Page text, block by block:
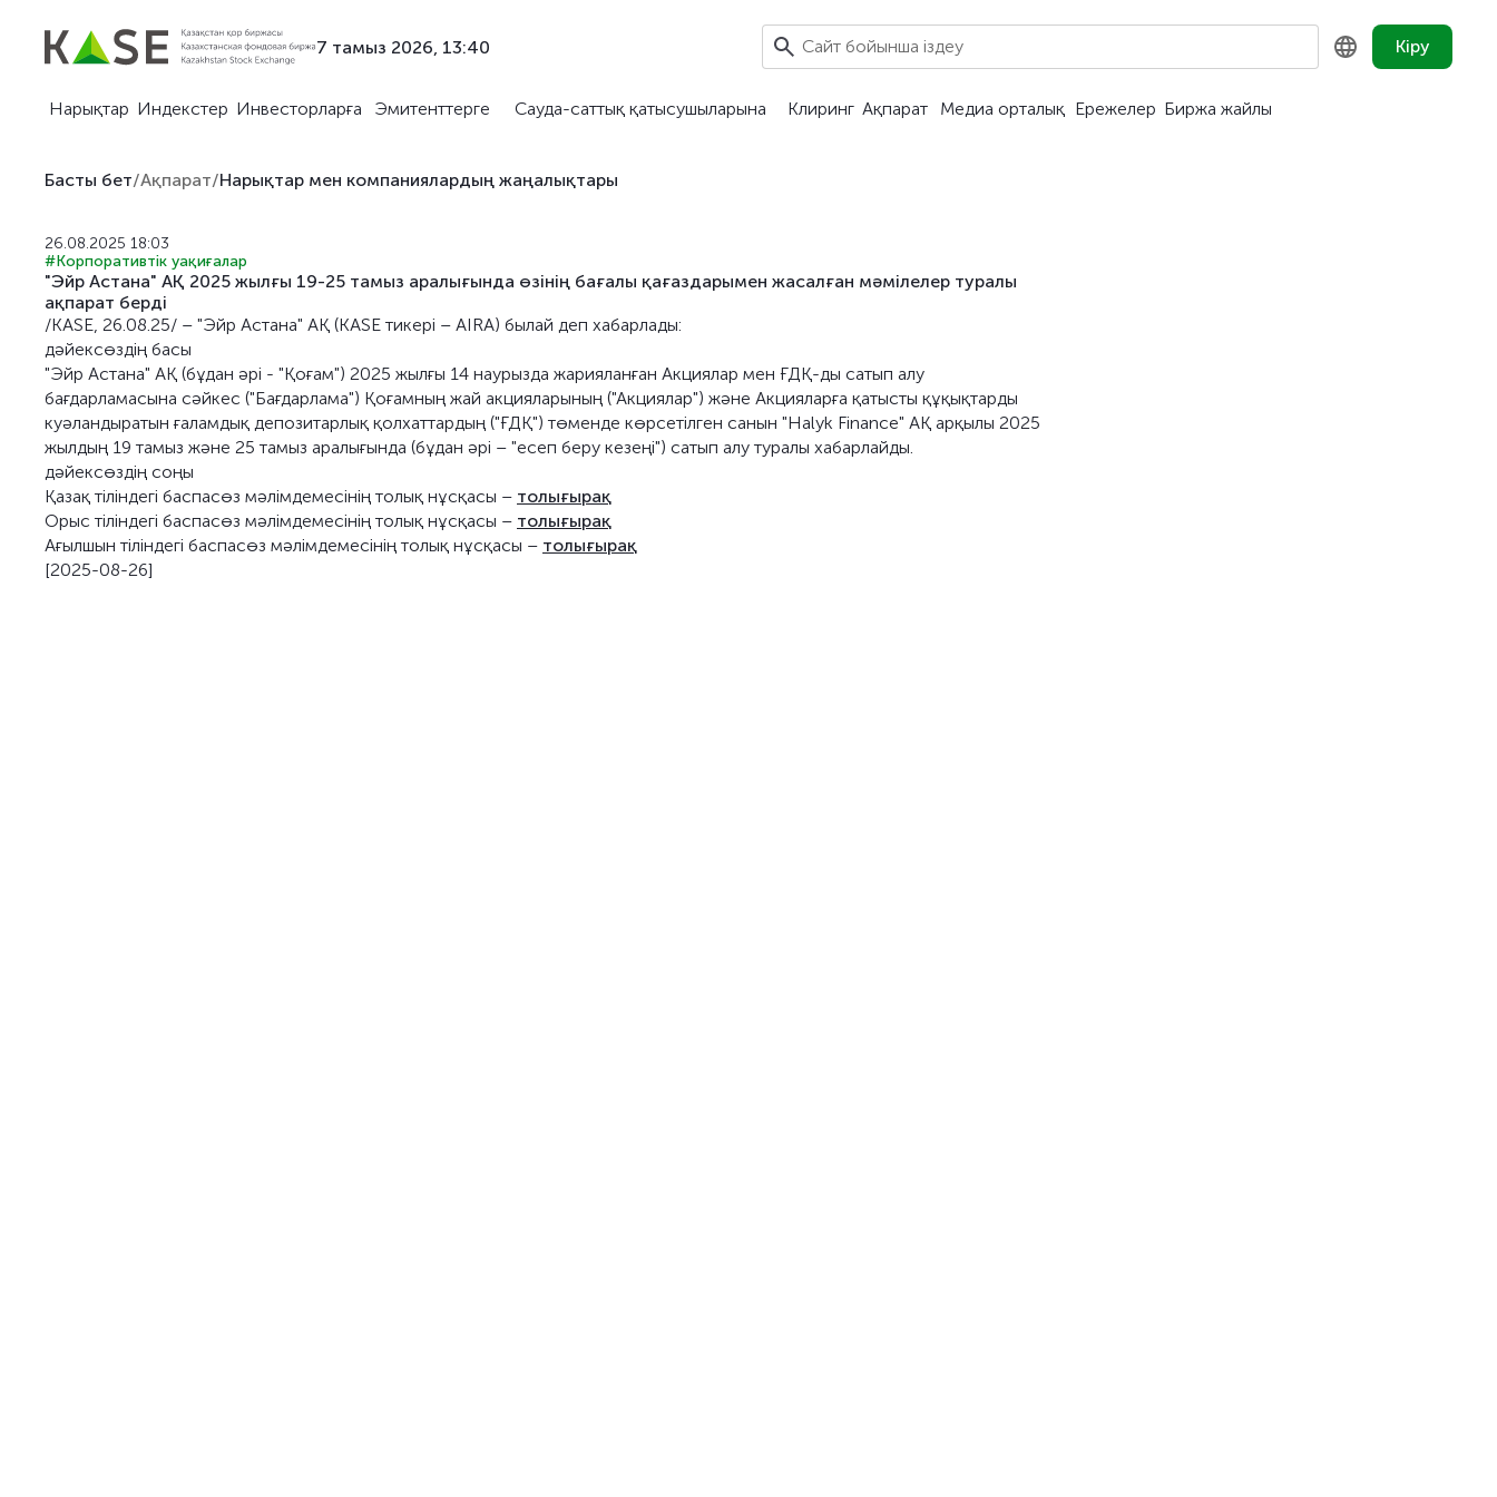
7 тамыз 2026, 13:40 Кіру
Нарықтар Индекстер Инвесторларға Эмитенттерге Сауда-саттық қатысушыларына Клиринг Ақпарат Медиа орталық Ережелер Биржа жайлы
Басты бет/Ақпарат/Нарықтар мен компаниялардың жаңалықтары
26.08.2025 18:03
#Корпоративтік уақиғалар
"Эйр Астана" АҚ 2025 жылғы 19-25 тамыз аралығында өзінің бағалы қағаздарымен жасалған мәмілелер туралы
ақпарат берді
/KASE, 26.08.25/ – "Эйр Астана" АҚ (KASE тикері – AIRA) былай деп хабарлады:
дәйексөздің басы
"Эйр Астана" АҚ (бұдан әрі - "Қоғам") 2025 жылғы 14 наурызда жарияланған Акциялар мен ҒДҚ-ды сатып алу
бағдарламасына сәйкес ("Бағдарлама") Қоғамның жай акцияларының ("Акциялар") және Акцияларға қатысты құқықтарды
куәландыратын ғаламдық депозитарлық қолхаттардың ("ҒДҚ") төменде көрсетілген санын "Halyk Finance" АҚ арқылы 2025
жылдың 19 тамыз және 25 тамыз аралығында (бұдан әрі – "есеп беру кезеңі") сатып алу туралы хабарлайды.
дәйексөздің соңы
Қазақ тіліндегі баспасөз мәлімдемесінің толық нұсқасы – толығырақ
Орыс тіліндегі баспасөз мәлімдемесінің толық нұсқасы – толығырақ
Ағылшын тіліндегі баспасөз мәлімдемесінің толық нұсқасы – толығырақ
[2025-08-26]